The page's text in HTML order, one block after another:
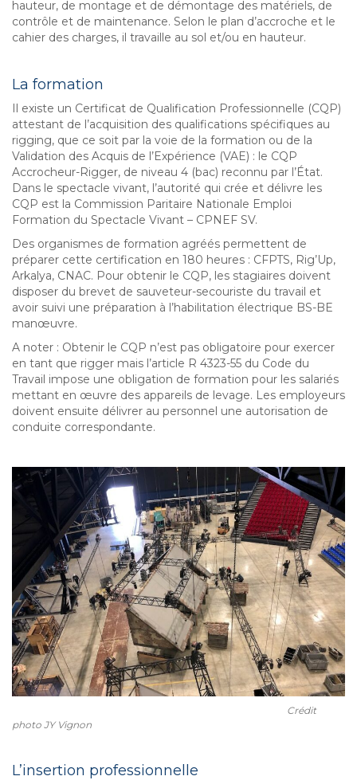
hauteur, de montage et de démontage des matériels, de
contrôle et de maintenance. Selon le plan d’accroche et le
cahier des charges, il travaille au sol et/ou en hauteur.
La formation
Il existe un Certificat de Qualification Professionnelle (CQP)
attestant de l’acquisition des qualifications spécifiques au
rigging, que ce soit par la voie de la formation ou de la
Validation des Acquis de l’Expérience (VAE) : le CQP
Accrocheur-Rigger, de niveau 4 (bac) reconnu par l’État.
Dans le spectacle vivant, l’autorité qui crée et délivre les
CQP est la Commission Paritaire Nationale Emploi
Formation du Spectacle Vivant – CPNEF SV.
Des organismes de formation agréés permettent de
préparer cette certification en 180 heures : CFPTS, Rig’Up,
Arkalya, CNAC. Pour obtenir le CQP, les stagiaires doivent
disposer du brevet de sauveteur-secouriste du travail et
avoir suivi une préparation à l’habilitation électrique BS-BE
manœuvre.
A noter : Obtenir le CQP n’est pas obligatoire pour exercer
en tant que rigger mais l’article R 4323-55 du Code du
Travail impose une obligation de formation pour les salariés
mettant en œuvre des appareils de levage. Les employeurs
doivent ensuite délivrer au personnel une autorisation de
conduite correspondante.
Crédit
photo JY Vignon
L’insertion professionnelle